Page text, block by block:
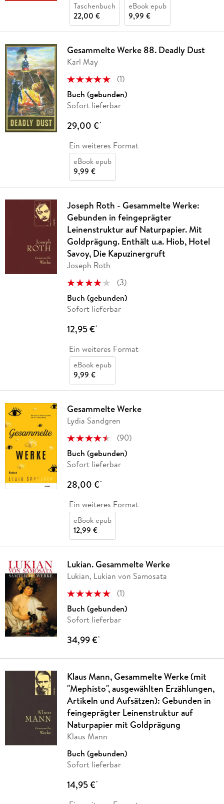
Taschenbuch
22,00 €
eBook epub
9,99 €
Gesammelte Werke 88. Deadly Dust
Karl May
(1)
Buch (gebunden)
Sofort lieferbar
29,00 €*
Ein weiteres Format
eBook epub
9,99 €
Joseph Roth - Gesammelte Werke:
Gebunden in feingeprägter
Leinenstruktur auf Naturpapier. Mit
Goldprägung. Enthält u.a. Hiob, Hotel
Savoy, Die Kapuzinergruft
Joseph Roth
(3)
Buch (gebunden)
Sofort lieferbar
12,95 €*
Ein weiteres Format
eBook epub
9,99 €
Gesammelte Werke
Lydia Sandgren
(90)
Buch (gebunden)
Sofort lieferbar
28,00 €*
Ein weiteres Format
eBook epub
12,99 €
Lukian. Gesammelte Werke
Lukian, Lukian von Samosata
(1)
Buch (gebunden)
Sofort lieferbar
34,99 €*
Klaus Mann, Gesammelte Werke (mit
"Mephisto", ausgewählten Erzählungen,
Artikeln und Aufsätzen): Gebunden in
feingeprägter Leinenstruktur auf
Naturpapier mit Goldprägung
Klaus Mann
Buch (gebunden)
Sofort lieferbar
14,95 €*